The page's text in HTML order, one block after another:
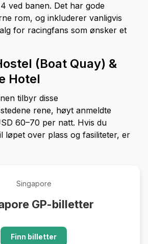
ved banen. Det har gode
rom, og inkluderer vanligvis
for racingfans som ønsker et
(Boat Quay) &
Hotel
tilbyr disse
rene, høyt anmeldte
60–70 per natt. Hvis du
løpet over plass og fasiliteter, er
Singapore
GP-billetter
Finn billetter